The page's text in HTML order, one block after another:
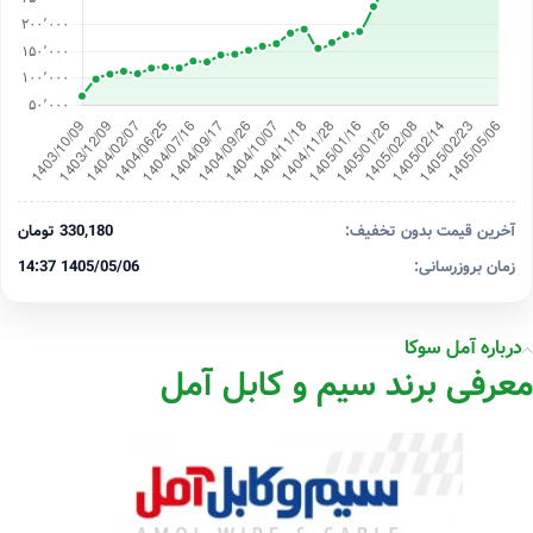
آخرین قیمت بدون تخفیف:
330,180 تومان
زمان بروزرسانی:
1405/05/06 14:37
درباره آمل سوکا
معرفی برند سیم و کابل آمل